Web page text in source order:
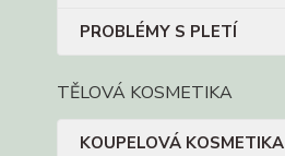
PROBLÉMY S PLETÍ
TĚLOVÁ KOSMETIKA
KOUPELOVÁ KOSMETIKA